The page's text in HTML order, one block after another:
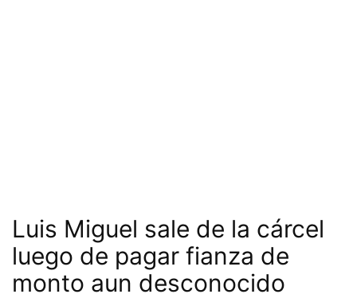
Luis Miguel sale de la cárcel
luego de pagar fianza de
monto aun desconocido